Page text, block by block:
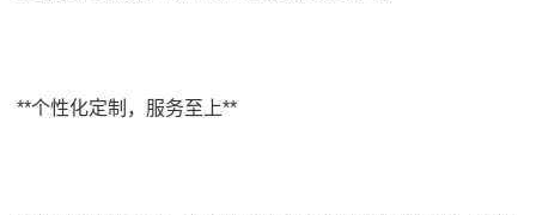
**个性化定制，服务至上**